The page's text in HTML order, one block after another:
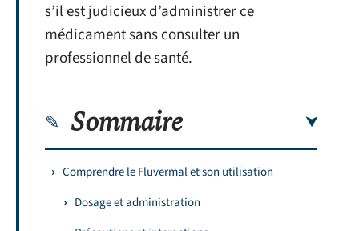
s’il est judicieux d’administrer ce
médicament sans consulter un
professionnel de santé.
Sommaire
Comprendre le Fluvermal et son utilisation
Dosage et administration